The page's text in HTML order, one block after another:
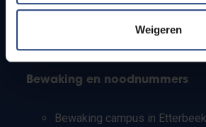
Weigeren
Leerkrachten en secundaire
Bewaking en noodnummers
Bewaking campus in Etterbeek